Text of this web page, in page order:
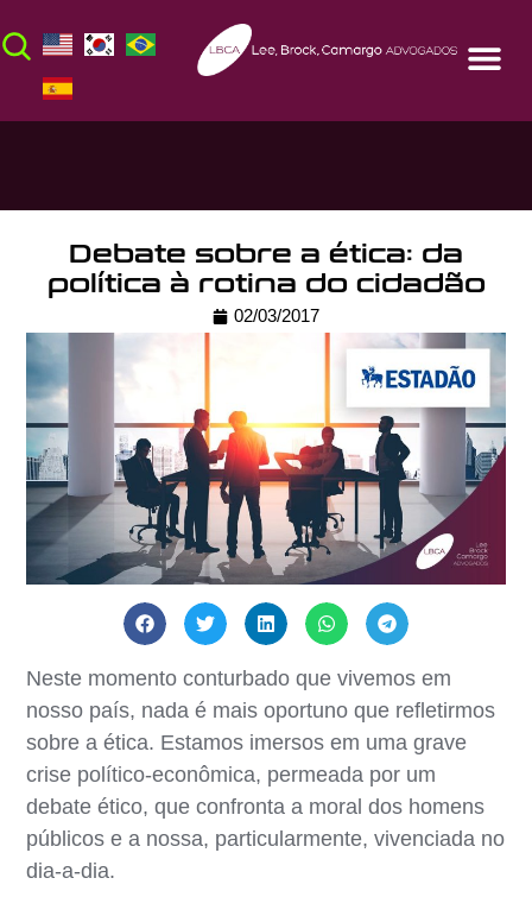
Debate sobre a ética: da
política à rotina do cidadão
02/03/2017
Neste momento conturbado que vivemos em
nosso país, nada é mais oportuno que refletirmos
sobre a ética. Estamos imersos em uma grave
crise político-econômica, permeada por um
debate ético, que confronta a moral dos homens
públicos e a nossa, particularmente, vivenciada no
dia-a-dia.